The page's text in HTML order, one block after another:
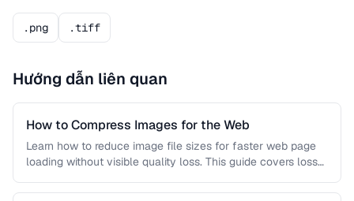
.png .tiff
Hướng dẫn liên quan
How to Compress Images for the Web
Learn how to reduce image file sizes for faster web page
loading without visible quality loss. This guide covers lossy